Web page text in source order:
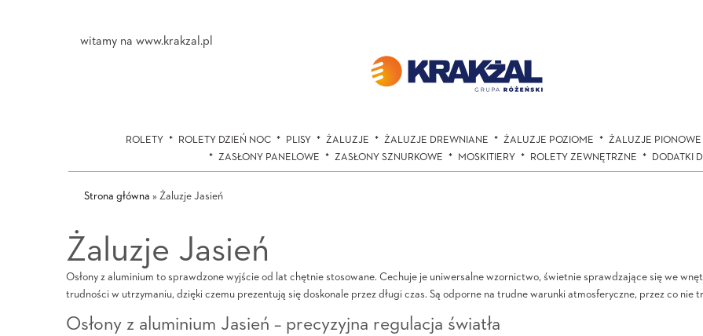
witamy na www.krakzal.pl
ROLETY ROLETY DZIEŃ NOC PLISY ŻALUZJE ŻALUZJE DREWNIANE ŻALUZJE POZIOME ŻALUZJE PIONOWE
ZASŁONY PANELOWE
ZASŁONY SZNURKOWE MOSKITIERY ROLETY ZEWNĘTRZNE DODATKI
Strona główna » Żaluzje Jasień
Żaluzje Jasień
Osłony z aluminium to sprawdzone wyjście od lat chętnie stosowane. Cechuje je uniwersalne wzornictwo, świetnie sprawdzające się we
trudności w utrzymaniu, dzięki czemu prezentują się doskonale przez długi czas. Są odporne na trudne warunki atmosferyczne, przez co nie
Osłony z aluminium Jasień – precyzyjna regulacja światła